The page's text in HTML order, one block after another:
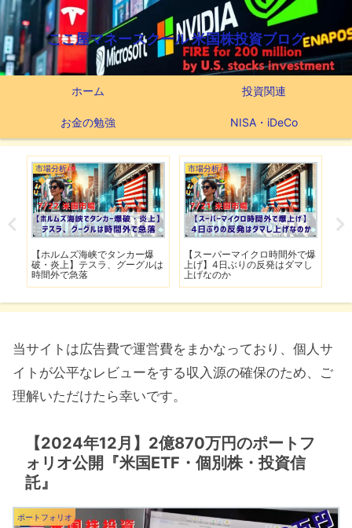
ここ屋マネースクール 米国株投資ブログ
ホーム 投資関連
お金の勉強 NISA・iDeCo
市場分析
【ホルムズ海峡でタンカー爆
破・炎上】テスラ、グーグルは
時間外で急落
市場分析
【スーパーマイクロ時間外で爆
上げ】4日ぶりの反発はダマし
上げなのか
当サイトは広告費で運営費をまかなっており、個人サ
イトが公平なレビューをする収入源の確保のため、ご
理解いただけたら幸いです。
【2024年12月】2億870万円のポートフ
ォリオ公開『米国ETF・個別株・投資信
託』
ポートフォリオ